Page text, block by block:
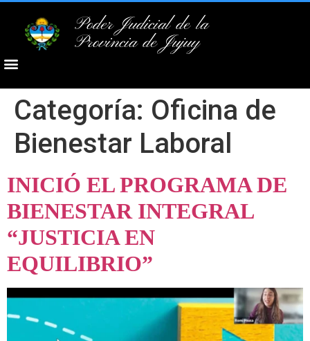
Poder Judicial de la
Provincia de Jujuy
Categoría: Oficina de
Bienestar Laboral
INICIÓ EL PROGRAMA DE
BIENESTAR INTEGRAL
“JUSTICIA EN
EQUILIBRIO”